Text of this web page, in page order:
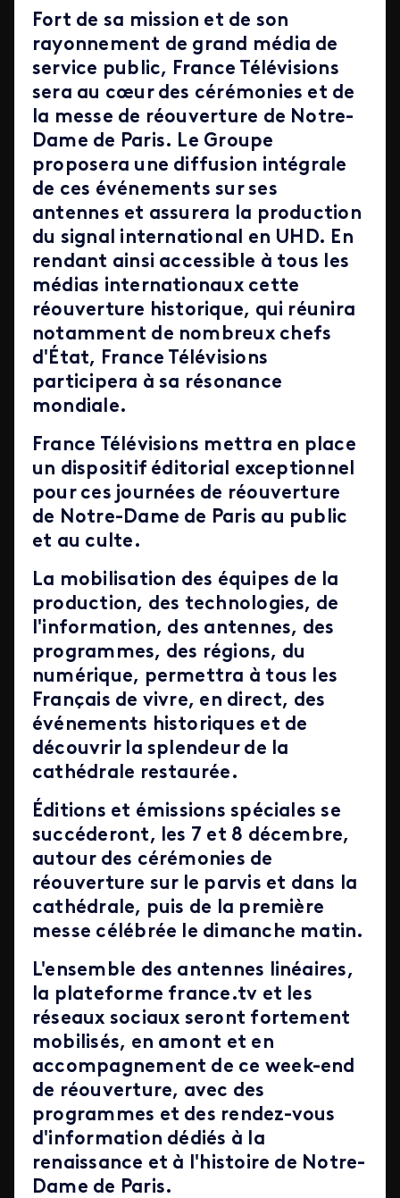
Fort de sa mission et de son
rayonnement de grand média de
service public, France Télévisions
sera au cœur des cérémonies et de
la messe de réouverture de Notre-
Dame de Paris. Le Groupe
proposera une diffusion intégrale
de ces événements sur ses
antennes et assurera la production
du signal international en UHD. En
rendant ainsi accessible à tous les
médias internationaux cette
réouverture historique, qui réunira
notamment de nombreux chefs
d'État, France Télévisions
participera à sa résonance
mondiale.
France Télévisions mettra en place
un dispositif éditorial exceptionnel
pour ces journées de réouverture
de Notre-Dame de Paris au public
et au culte.
La mobilisation des équipes de la
production, des technologies, de
l'information, des antennes, des
programmes, des régions, du
numérique, permettra à tous les
Français de vivre, en direct, des
événements historiques et de
découvrir la splendeur de la
cathédrale restaurée.
Éditions et émissions spéciales se
succéderont, les 7 et 8 décembre,
autour des cérémonies de
réouverture sur le parvis et dans la
cathédrale, puis de la première
messe célébrée le dimanche matin.
L'ensemble des antennes linéaires,
la plateforme france.tv et les
réseaux sociaux seront fortement
mobilisés, en amont et en
accompagnement de ce week-end
de réouverture, avec des
programmes et des rendez-vous
d'information dédiés à la
renaissance et à l'histoire de Notre-
Dame de Paris.